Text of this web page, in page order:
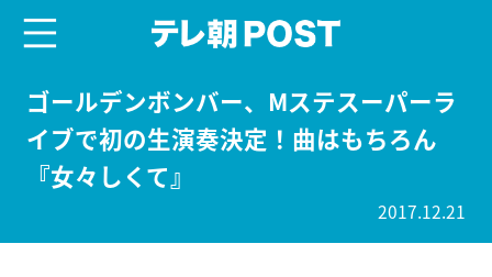
ゴールデンボンバー、Mステスーパーラ
イブで初の生演奏決定！曲はもちろん
『女々しくて』
2017.12.21